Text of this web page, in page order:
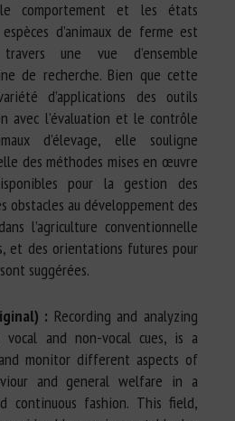
comportement et les états
d’animaux de ferme est
une vue d’ensemble
de recherche. Bien que cette
d’applications des outils
avec l’évaluation et le contrôle
d’élevage, elle souligne
des méthodes mises en œuvre
pour la gestion des
obstacles au développement des
l’agriculture conventionnelle
et des orientations futures pour
suggérées.
: Recording and analyzing
vocal and non-vocal cues, is a
monitor different aspects of
and general welfare in a
continuous fashion. This field,